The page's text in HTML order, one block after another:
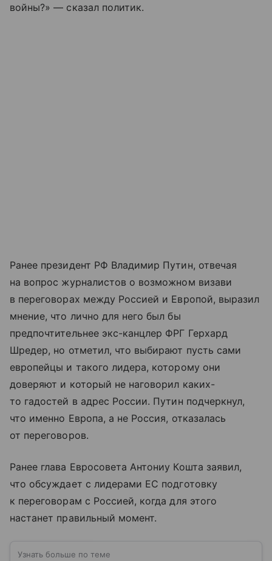
войны?» — сказал политик.
Ранее президент РФ Владимир Путин, отвечая
на вопрос журналистов о возможном визави
в переговорах между Россией и Европой, выразил
мнение, что лично для него был бы
предпочтительнее экс-канцлер ФРГ Герхард
Шредер, но отметил, что выбирают пусть сами
европейцы и такого лидера, которому они
доверяют и который не наговорил каких-
то гадостей в адрес России. Путин подчеркнул,
что именно Европа, а не Россия, отказалась
от переговоров.
Ранее глава Евросовета Антониу Кошта заявил,
что обсуждает с лидерами ЕС подготовку
к переговорам с Россией, когда для этого
настанет правильный момент.
Узнать больше по теме